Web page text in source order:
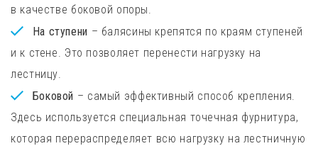
в качестве боковой опоры.
На ступени – балясины крепятся по краям ступеней
и к стене. Это позволяет перенести нагрузку на
лестницу.
Боковой – самый эффективный способ крепления.
Здесь используется специальная точечная фурнитура,
которая перераспределяет всю нагрузку на лестничную